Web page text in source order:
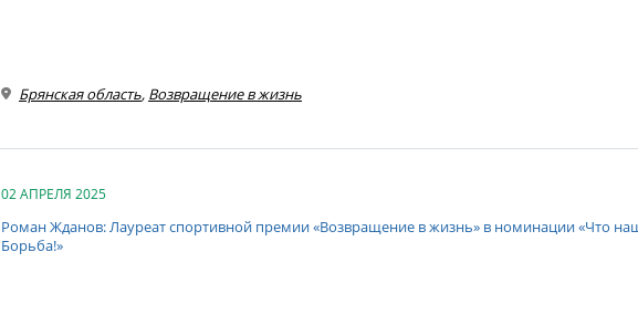
Брянская область, Возвращение в жизнь
02 АПРЕЛЯ 2025
Роман Жданов: Лауреат спортивной премии «Возвращение в жизнь» в номинации «Что
Борьба!»